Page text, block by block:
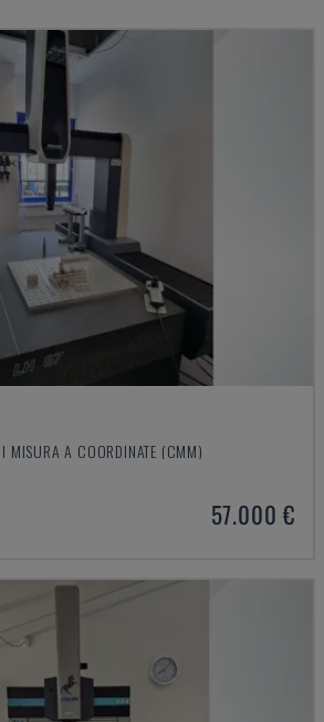
MISURA A COORDINATE (CMM)
57.000 €